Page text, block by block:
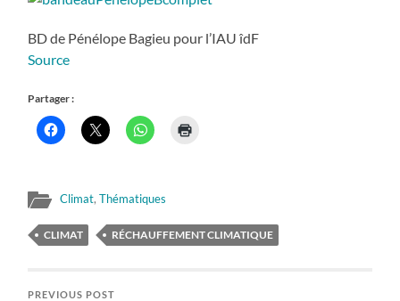
BD de Pénélope Bagieu pour l’IAU îdF
Source
Partager :
Climat,Thématiques
CLIMAT RÉCHAUFFEMENT CLIMATIQUE
PREVIOUS POST